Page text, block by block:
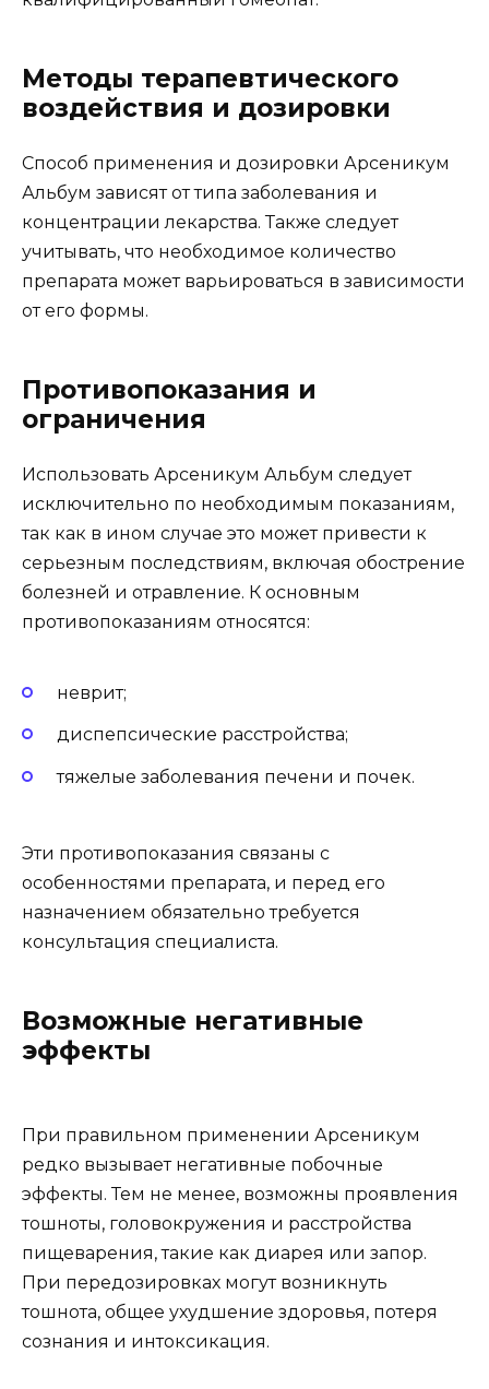
Методы терапевтического
воздействия и дозировки
Способ применения и дозировки Арсеникум
Альбум зависят от типа заболевания и
концентрации лекарства. Также следует
учитывать, что необходимое количество
препарата может варьироваться в зависимости
от его формы.
Противопоказания и
ограничения
Использовать Арсеникум Альбум следует
исключительно по необходимым показаниям,
так как в ином случае это может привести к
серьезным последствиям, включая обострение
болезней и отравление. К основным
противопоказаниям относятся:
неврит;
диспепсические расстройства;
тяжелые заболевания печени и почек.
Эти противопоказания связаны с
особенностями препарата, и перед его
назначением обязательно требуется
консультация специалиста.
Возможные негативные
эффекты
При правильном применении Арсеникум
редко вызывает негативные побочные
эффекты. Тем не менее, возможны проявления
тошноты, головокружения и расстройства
пищеварения, такие как диарея или запор.
При передозировках могут возникнуть
тошнота, общее ухудшение здоровья, потеря
сознания и интоксикация.